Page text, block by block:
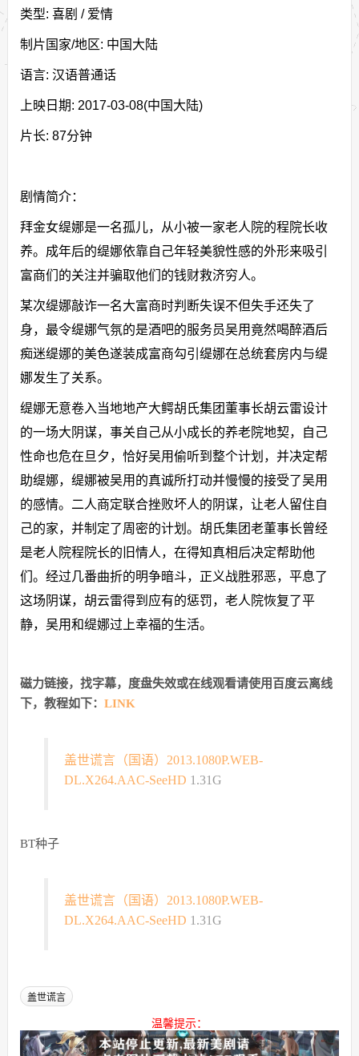
类型: 喜剧 / 爱情
制片国家/地区: 中国大陆
语言: 汉语普通话
上映日期: 2017-03-08(中国大陆)
片长: 87分钟
剧情简介：
拜金女缇娜是一名孤儿，从小被一家老人院的程院长收
养。成年后的缇娜依靠自己年轻美貌性感的外形来吸引
富商们的关注并骗取他们的钱财救济穷人。
某次缇娜敲诈一名大富商时判断失误不但失手还失了
身，最令缇娜气氛的是酒吧的服务员吴用竟然喝醉酒后
痴迷缇娜的美色遂装成富商勾引缇娜在总统套房内与缇
娜发生了关系。
缇娜无意卷入当地地产大鳄胡氏集团董事长胡云雷设计
的一场大阴谋，事关自己从小成长的养老院地契，自己
性命也危在旦夕，恰好吴用偷听到整个计划，并决定帮
助缇娜，缇娜被吴用的真诚所打动并慢慢的接受了吴用
的感情。二人商定联合挫败坏人的阴谋，让老人留住自
己的家，并制定了周密的计划。胡氏集团老董事长曾经
是老人院程院长的旧情人，在得知真相后决定帮助他
们。经过几番曲折的明争暗斗，正义战胜邪恶，平息了
这场阴谋，胡云雷得到应有的惩罚，老人院恢复了平
静，吴用和缇娜过上幸福的生活。
磁力链接，找字幕，度盘失效或在线观看请使用百度云离线
下，教程如下： LINK
盖世谎言（国语）2013.1080P.WEB-
DL.X264.AAC-SeeHD 1.31G
BT种子
盖世谎言（国语）2013.1080P.WEB-
DL.X264.AAC-SeeHD 1.31G
盖世谎言
温馨提示：